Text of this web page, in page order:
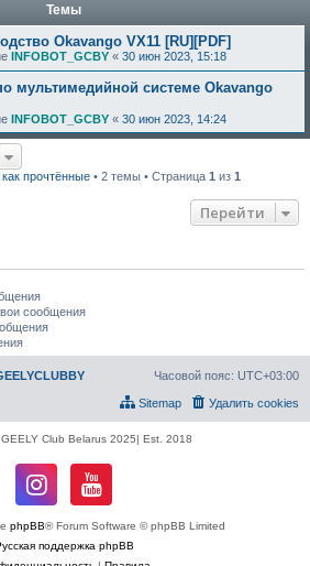
Темы
Okavango VX11 [RU][PDF]
INFOBOT_GCBY « 30 июн 2023, 15:18
мультимедийной системе Okavango
INFOBOT_GCBY « 30 июн 2023, 14:24
прочтённые• 2 темы • Страница 1 из 1
Перейти
сообщения
Часовой пояс: UTC+03:00
Удалить cookies
Sitemap
Club Belarus 2025| Est. 2018
phpBB® Forum Software © phpBB Limited
поддержка phpBB